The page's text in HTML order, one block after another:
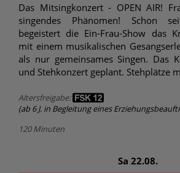
Das Mitsingkonzert - OPEN AIR!
singendes Phänomen! Schon
begeistert die Ein-Frau-Show das
mit einem musikalischen
als nur gemeinsames Singen. Das
und Stehkonzert geplant. Stehplätze
Altersfreigabe:
(ab 6 J. in Begleitung eines
120 Minuten
Sa 22.08.